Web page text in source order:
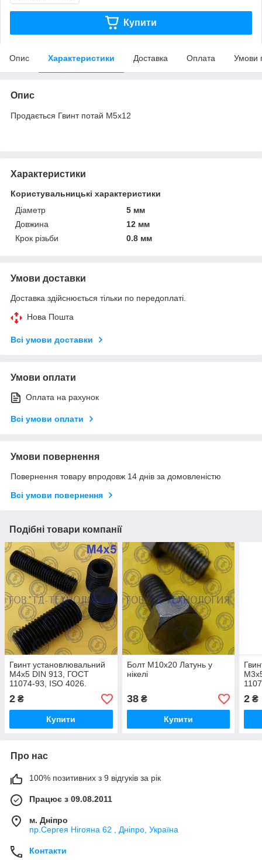
Купити
Опис Характеристики Доставка Оплата Умови
Опис
Продається Гвинт потай М5х12
Характеристики
Користувальницькі характеристики
Діаметр
5 мм
Довжина
12 мм
Крок різьби
0.8 мм
Умови доставки
Доставка здійснюється тільки по передоплаті.
Нова Пошта
Всі умови доставки
Умови оплати
Оплата на рахунок
Всі умови оплати
Умови повернення
Повернення товару впродовж 14 днів за домовленістю
Всі умови повернення
Подібні товари компанії
Гвинт установлювальний
М4х5 DIN 913, ГОСТ
11074-93, ISO 4026.
2 ₴
Купити
Болт М10х20 Латунь у
нікелі
38₴
Купити
2 ₴
Про нас
100% позитивних з 9 відгуків за рік
Працює з 09.08.2011
м. Дніпро
пр.Сергея Нігояна 62 , Дніпро, Україна
Контакти